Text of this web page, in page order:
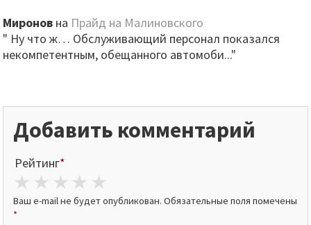
Миронов на Прайд на Малиновского
" Ну что ж… Обслуживающий персонал показался
некомпетентным, обещанного автомоби..."
Добавить комментарий
Рейтинг*
4 stars
3 stars
2 stars
1 star
Ваш e-mail не будет опубликован. Обязательные поля помечены
*